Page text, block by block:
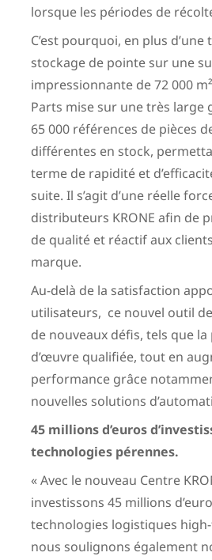
lorsque les périodes de
C’est pourquoi, en plus
stockage de pointe sur une
impressionnante de 72 000
Parts mise sur une très large
65 000 références de pièces
différentes en stock,
terme de rapidité et
suite. Il s’agit d’une réelle
distributeurs KRONE afin de
de qualité et réactif aux
marque.
Au-delà de la satisfaction
utilisateurs, ce nouvel outil
de nouveaux défis, tels que
d’œuvre qualifiée, tout en
performance grâce
nouvelles solutions
45 millions d’euros
technologies pérennes.
« Avec le nouveau Centre
investissons 45 millions
technologies logistiques
nous soulignons également